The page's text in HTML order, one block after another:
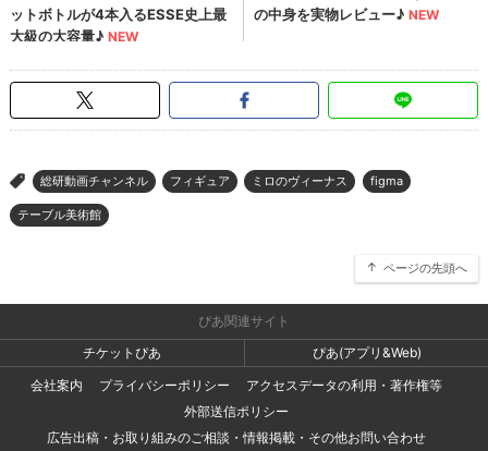
> 総研動画チャンネル フィギュア ミロのヴィーナス figma
テーブル美術館
ページの先頭へ
ぴあ関連サイト
チケットぴあ
ぴあ(アプリ&Web)
会社案内
プライバシーポリシー
アクセスデータの利用・著作権等
外部送信ポリシー
広告出稿・お取り組みのご相談・情報掲載・その他お問い合わせ